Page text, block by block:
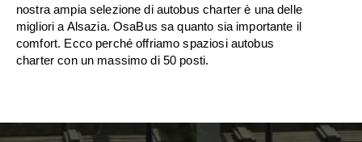
nostra ampia selezione di autobus charter è una delle
migliori a Alsazia. OsaBus sa quanto sia importante il
comfort. Ecco perché offriamo spaziosi autobus
charter con un massimo di 50 posti.